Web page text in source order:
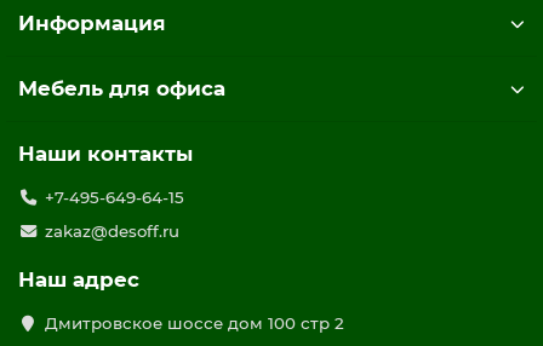
Информация
Мебель для офиса
Наши контакты
+7-495-649-64-15
zakaz@desoff.ru
Наш адрес
Дмитровское шоссе дом 100 стр 2